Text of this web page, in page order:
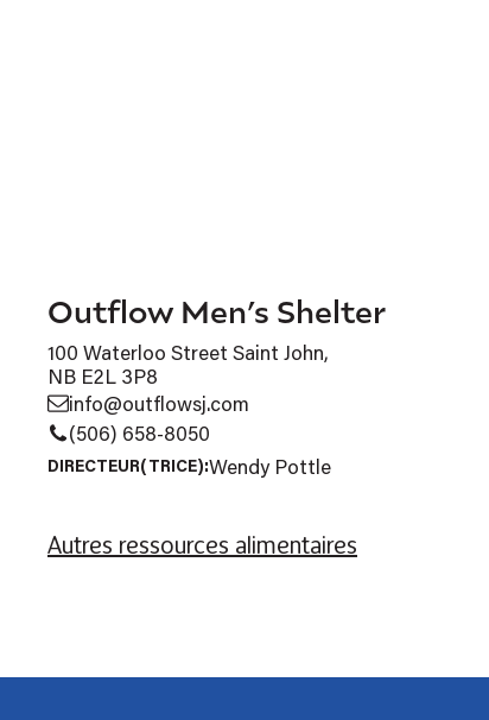
Outflow Men’s Shelter
100 Waterloo Street Saint John,
NB E2L 3P8
info@outflowsj.com
(506) 658-8050
DIRECTEUR(TRICE):Wendy Pottle
Autres ressources alimentaires